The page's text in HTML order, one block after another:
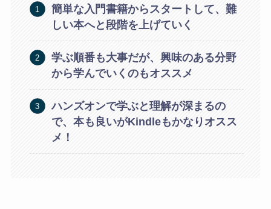
簡単な入門書籍からスタートして、難
しい本へと段階を上げていく
学ぶ順番も大事だが、興味のある分野
から学んでいくのもオススメ
ハンズオンで学ぶと理解が深まるの
で、本も良いがKindleもかなりオスス
メ！